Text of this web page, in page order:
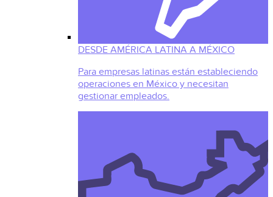
DESDE AMÉRICA LATINA A MÉXICO
Para empresas latinas están estableciendo
operaciones en México y necesitan
gestionar empleados.